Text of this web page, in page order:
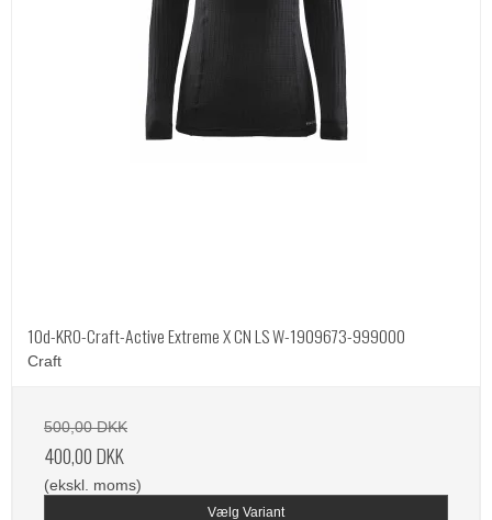
10d-KRO-Craft-Active Extreme X CN LS W-1909673-999000
Craft
500,00 DKK
400,00 DKK
(ekskl. moms)
Vælg Variant